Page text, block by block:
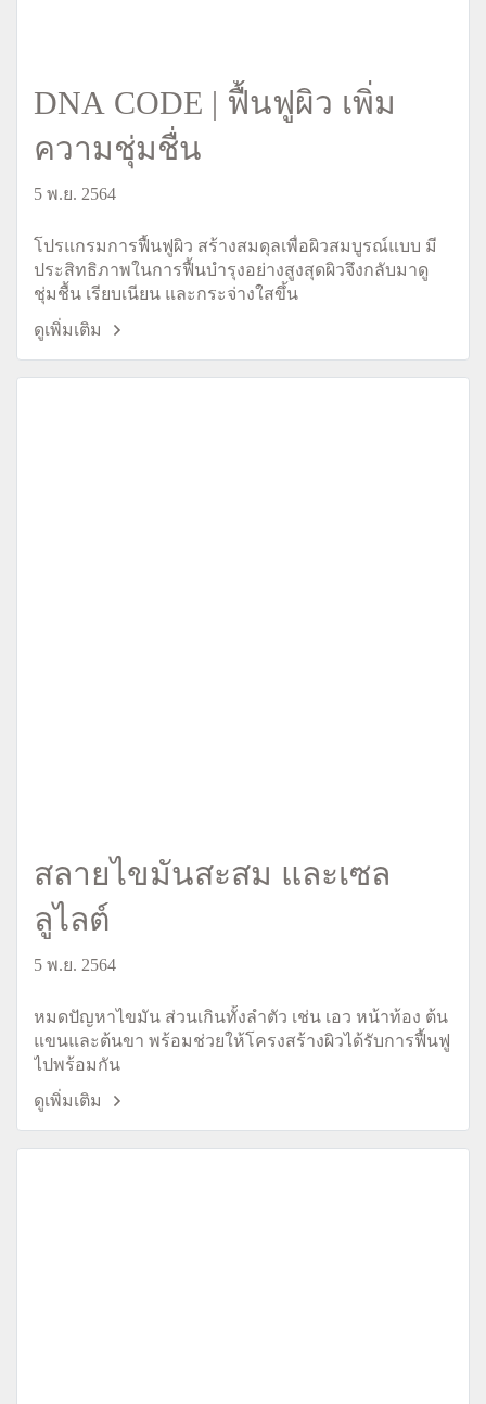
DNA CODE | ฟื้นฟูผิว เพิ่ม
ความชุ่มชื่น
5 พ.ย. 2564
โปรแกรมการฟื้นฟูผิว สร้างสมดุลเพื่อผิวสมบูรณ์แบบ มี
ประสิทธิภาพในการฟื้นบำรุงอย่างสูงสุดผิวจึงกลับมาดู
ชุ่มชื้น เรียบเนียน และกระจ่างใสขึ้น
ดูเพิ่มเติม
สลายไขมันสะสม และเซล
ลูไลต์
5 พ.ย. 2564
หมดปัญหาไขมัน ส่วนเกินทั้งลำตัว เช่น เอว หน้าท้อง ต้น
แขนและต้นขา พร้อมช่วยให้โครงสร้างผิวได้รับการฟื้นฟู
ไปพร้อมกัน
ดูเพิ่มเติม